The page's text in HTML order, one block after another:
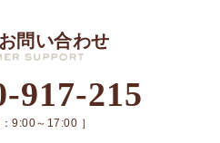
問い合わせ
917-215
：9:00～17:00 ］